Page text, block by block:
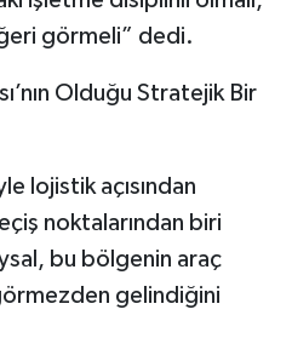
görmeli” dedi.
Olduğu Stratejik Bir
lojistik açısından
noktalarından biri
bu bölgenin araç
gelindiğini